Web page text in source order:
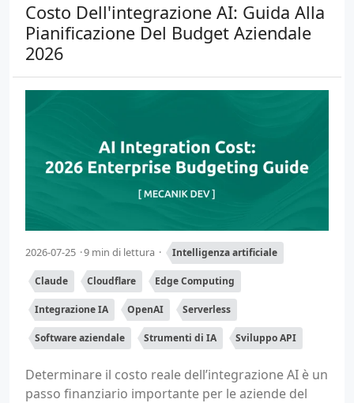
Costo Dell'integrazione AI: Guida Alla
Pianificazione Del Budget Aziendale
2026
2026-07-25 9 min di lettura Intelligenza artificiale
Claude Cloudflare Edge Computing
Integrazione IA OpenAI Serverless
Software aziendale Strumenti di IA Sviluppo API
Determinare il costo reale dell’integrazione AI è un
passo finanziario importante per le aziende del